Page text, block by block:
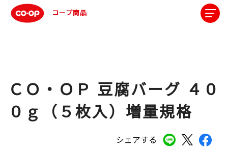
コープ商品
シェアする
ＣＯ・ＯＰ 豆腐バーグ ４０
０ｇ（５枚入）増量規格